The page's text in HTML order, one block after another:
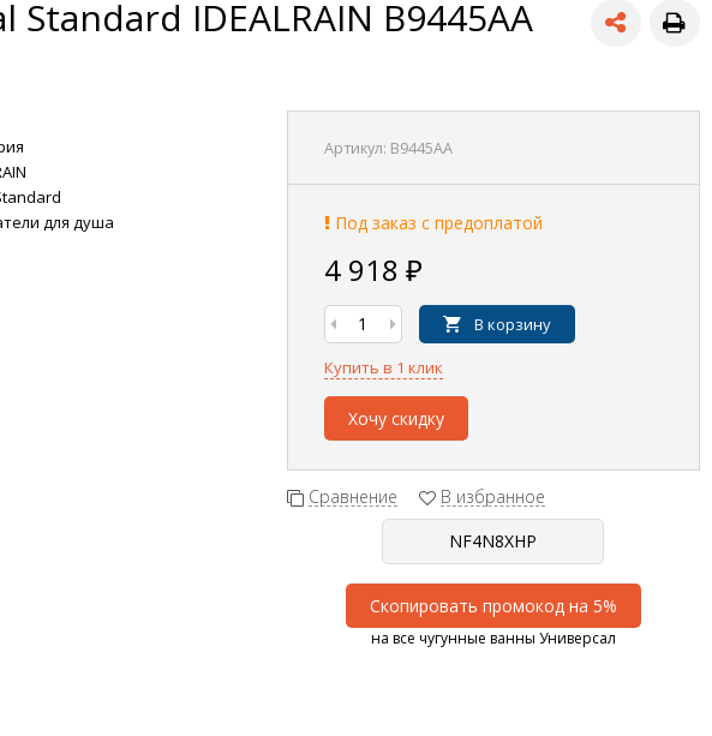
IDEALRAIN B9445AA
Артикул: B9445AA
Под заказ с предоплатой
4 918 ₽
В корзину
Купить в 1 клик
Хочу скидку
Сравнение В избранное
Скопировать промокод на 5%
на все чугунные ванны Универсал
для душа